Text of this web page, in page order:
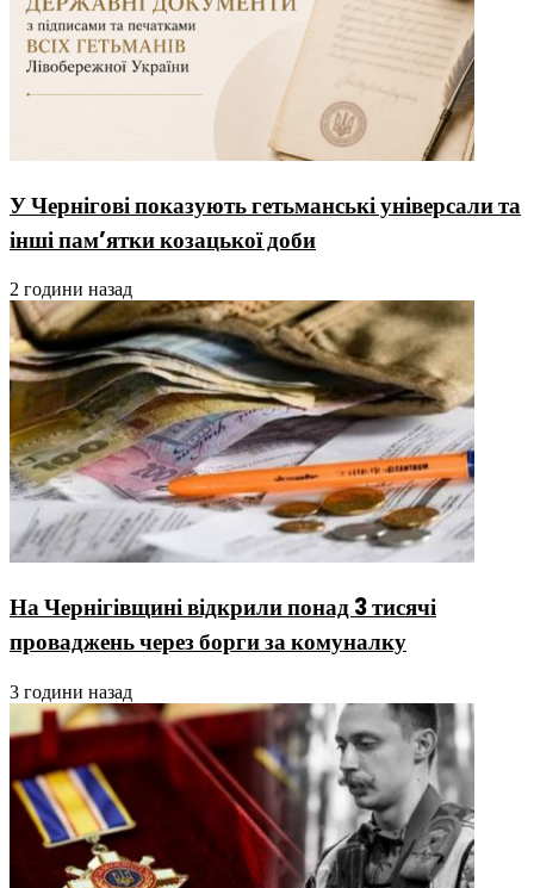
У Чернігові показують гетьманські універсали та
інші пам’ятки козацької доби
2 години назад
На Чернігівщині відкрили понад 3 тисячі
проваджень через борги за комуналку
3 години назад